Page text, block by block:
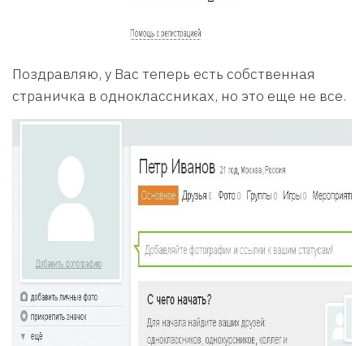
Поздравляю, у Вас теперь есть собственная
страничка в одноклассниках, но это еще не все.